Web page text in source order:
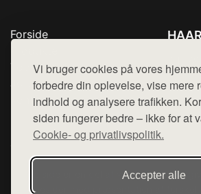
Vi bruger cookies på vores
forbedre din oplevelse, vise mere
indhold og analysere trafikken.
siden fungerer bedre – ikke for at
Cookie- og privatlivspolitik.
Accepter alle
Forside
Top Rabatter
Jotun maling
Kontakt
Mail:
Denne side er en del af want.dk, der
hjemmesider med præsentation af